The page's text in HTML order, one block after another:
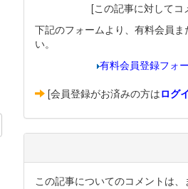
[この記事に対してコ
下記のフォームより、有料会員
い。
有料会員登録フォ
[会員登録がお済みの方はログ
この記事についてのコメントは、